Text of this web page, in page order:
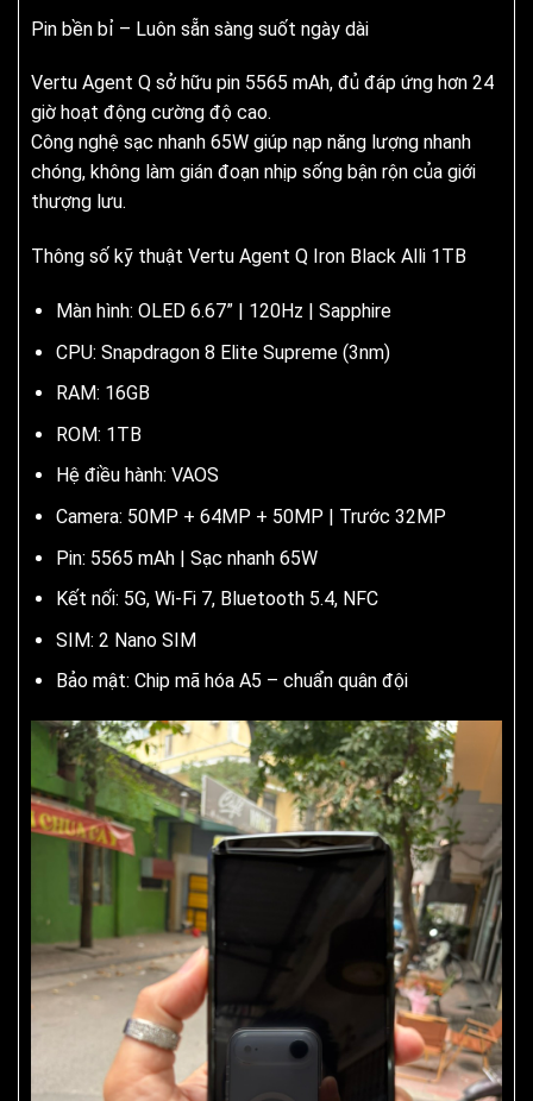
Pin bền bỉ – Luôn sẵn sàng suốt ngày dài
Vertu Agent Q sở hữu pin 5565 mAh, đủ đáp ứng hơn 24
giờ hoạt động cường độ cao.
Công nghệ sạc nhanh 65W giúp nạp năng lượng nhanh
chóng, không làm gián đoạn nhịp sống bận rộn của giới
thượng lưu.
Thông số kỹ thuật Vertu Agent Q Iron Black Alli 1TB
Màn hình: OLED 6.67” | 120Hz | Sapphire
CPU: Snapdragon 8 Elite Supreme (3nm)
RAM: 16GB
ROM: 1TB
Hệ điều hành: VAOS
Camera: 50MP + 64MP + 50MP | Trước 32MP
Pin: 5565 mAh | Sạc nhanh 65W
Kết nối: 5G, Wi-Fi 7, Bluetooth 5.4, NFC
SIM: 2 Nano SIM
Bảo mật: Chip mã hóa A5 – chuẩn quân đội